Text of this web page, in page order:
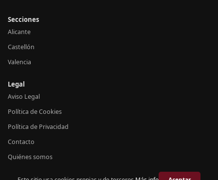
Secciones
Alicante
Castellón
Valencia
Legal
Aviso Legal
Política de Cookies
Política de Privacidad
Contacto
Quiénes somos